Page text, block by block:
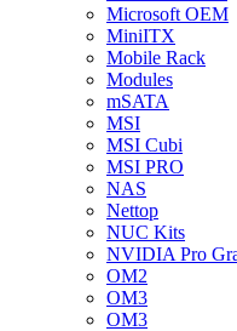
Microsoft OEM
MiniITX
Mobile Rack
Modules
mSATA
MSI
MSI Cubi
MSI PRO
NAS
Nettop
NUC Kits
NVIDIA Pro
OM2
OM3
OM3